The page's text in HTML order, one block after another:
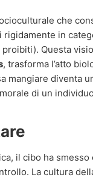
che
rigidamente in
proibiti). Questa
, trasforma l’atto
mangiare diventa
di un
il cibo ha smesso
La cultura